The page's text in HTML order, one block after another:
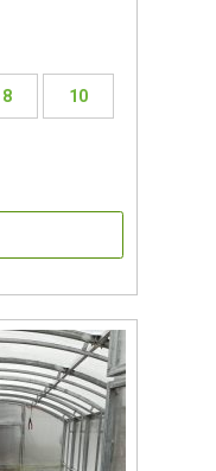
8 10